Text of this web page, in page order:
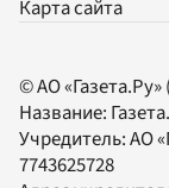
Карта сайта
© АО
Название:
Учредитель:АО
7743625728